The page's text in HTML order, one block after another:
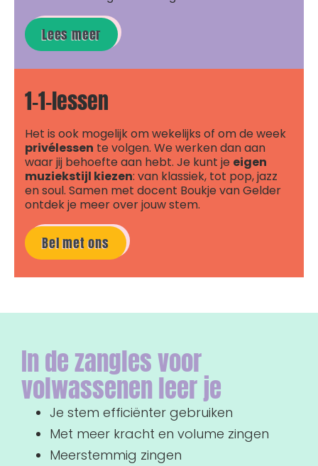
Lees meer
1-1-lessen
Het is ook mogelijk om wekelijks of om de week
privélessen te volgen. We werken dan aan
waar jij behoefte aan hebt. Je kunt je eigen
muziekstijl kiezen: van klassiek, tot pop, jazz
en soul. Samen met docent Boukje van Gelder
ontdek je meer over jouw stem.
Bel met ons
In de zangles voor
volwassenen leer je
Je stem efficiënter gebruiken
Met meer kracht en volume zingen
Meerstemmig zingen